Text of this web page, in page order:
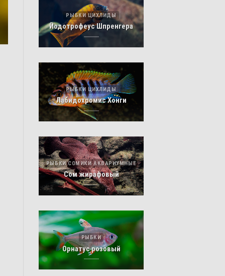
РЫБКИ ЦИХЛИДЫ
Йодотрофеус Шпренгера
РЫБКИ ЦИХЛИДЫ
Лабидохромис Хонги
РЫБКИ СОМИКИ АКВАРИУМНЫЕ
Сом жирафовый
РЫБКИ
Орнатус розовый